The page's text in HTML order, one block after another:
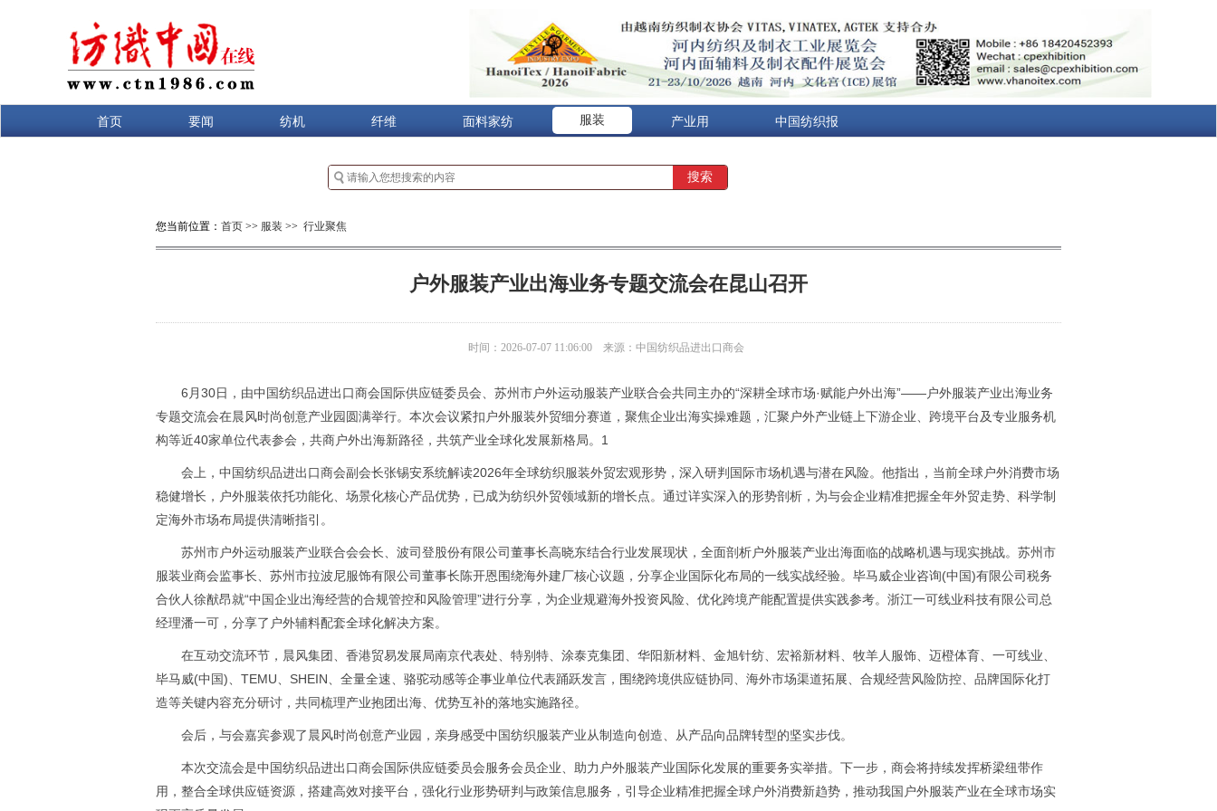
首页 要闻 纺机 纤维 面料家纺 服装 产业用 中国纺织报
您当前位置： 首页 >> 服装 >> 行业聚焦
户外服装产业出海业务专题交流会在昆山召开
时间：2026-07-07 11:06:00来源：中国纺织品进出口商会
6月30日，由中国纺织品进出口商会国际供应链委员会、苏州市户外运动服装产业联合会共同主办的“深耕全球市场·赋能户外出海”——户外服装产业出海业务
专题交流会在晨风时尚创意产业园圆满举行。本次会议紧扣户外服装外贸细分赛道，聚焦企业出海实操难题，汇聚户外产业链上下游企业、跨境平台及专业服务机
构等近40家单位代表参会，共商户外出海新路径，共筑产业全球化发展新格局。1
会上，中国纺织品进出口商会副会长张锡安系统解读2026年全球纺织服装外贸宏观形势，深入研判国际市场机遇与潜在风险。他指出，当前全球户外消费市场
稳健增长，户外服装依托功能化、场景化核心产品优势，已成为纺织外贸领域新的增长点。通过详实深入的形势剖析，为与会企业精准把握全年外贸走势、科学制
定海外市场布局提供清晰指引。
苏州市户外运动服装产业联合会会长、波司登股份有限公司董事长高晓东结合行业发展现状，全面剖析户外服装产业出海面临的战略机遇与现实挑战。苏州市
服装业商会监事长、苏州市拉波尼服饰有限公司董事长陈开恩围绕海外建厂核心议题，分享企业国际化布局的一线实战经验。毕马威企业咨询(中国)有限公司税务
合伙人徐猷昂就“中国企业出海经营的合规管控和风险管理”进行分享，为企业规避海外投资风险、优化跨境产能配置提供实践参考。浙江一可线业科技有限公司总
经理潘一可，分享了户外辅料配套全球化解决方案。
在互动交流环节，晨风集团、香港贸易发展局南京代表处、特别特、涂泰克集团、华阳新材料、金旭针纺、宏裕新材料、牧羊人服饰、迈橙体育、一可线业、
毕马威(中国)、TEMU、SHEIN、全量全速、骆驼动感等企事业单位代表踊跃发言，围绕跨境供应链协同、海外市场渠道拓展、合规经营风险防控、品牌国际化打
造等关键内容充分研讨，共同梳理产业抱团出海、优势互补的落地实施路径。
会后，与会嘉宾参观了晨风时尚创意产业园，亲身感受中国纺织服装产业从制造向创造、从产品向品牌转型的坚实步伐。
本次交流会是中国纺织品进出口商会国际供应链委员会服务会员企业、助力户外服装产业国际化发展的重要务实举措。下一步，商会将持续发挥桥梁纽带作
用，整合全球供应链资源，搭建高效对接平台，强化行业形势研判与政策信息服务，引导企业精准把握全球户外消费新趋势，推动我国户外服装产业在全球市场实